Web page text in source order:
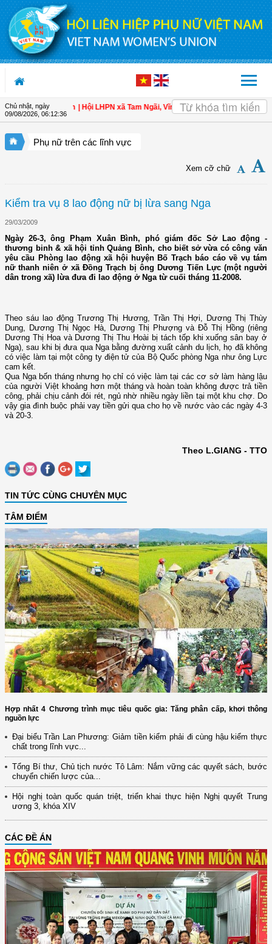
Truy cập nội dung luôn
Chủ nhật, ngày
09/08/2026, 06:12:37
cho hội viên | Hội LHPN xã Tam Ngãi, Vĩnh Long sơ kết công tác Hội và
Phụ nữ trên các lĩnh vực
Xem cỡ chữ
Kiểm tra vụ 8 lao động nữ bị lừa sang Nga
29/03/2009
Ngày 26-3, ông Phạm Xuân Bình, phó giám đốc Sở Lao động -
thương binh & xã hội tỉnh Quảng Bình, cho biết sở vừa có công văn
yêu cầu Phòng lao động xã hội huyện Bố Trạch báo cáo về vụ tám
nữ thanh niên ở xã Đồng Trạch bị ông Dương Tiến Lực (một người
dân trong xã) lừa đưa đi lao động ở Nga từ cuối tháng 11-2008.
Theo sáu lao động Trương Thị Hương, Trần Thị Hợi, Dương Thị Thùy
Dung, Dương Thị Ngọc Hà, Dương Thị Phượng và Đỗ Thị Hồng (riêng
Dương Thị Hoa và Dương Thị Thu Hoài bị tách tốp khi xuống sân bay ở
Nga), sau khi bị đưa qua Nga bằng đường xuất cảnh du lịch, họ đã không
có việc làm tại một công ty điện tử của Bộ Quốc phòng Nga như ông Lực
cam kết.
Qua Nga bốn tháng nhưng họ chỉ có việc làm tại các cơ sở làm hàng lậu
của người Việt khoảng hơn một tháng và hoàn toàn không được trả tiền
công, phải chịu cảnh đói rét, ngủ nhờ nhiều ngày liền tại một khu chợ. Do
vậy gia đình buộc phải vay tiền gửi qua cho họ về nước vào các ngày 4-3
và 20-3.
Theo L.GIANG - TTO
TIN TỨC CÙNG CHUYÊN MỤC
TÂM ĐIỂM
Hợp nhất 4 Chương trình mục tiêu quốc gia: Tăng phân cấp, khơi thông
nguồn lực
Đại biểu Trần Lan Phương: Giảm tiền kiểm phải đi cùng hậu kiểm thực
chất trong lĩnh vực...
Tổng Bí thư, Chủ tịch nước Tô Lâm: Nắm vững các quyết sách, bước
chuyển chiến lược của...
Hội nghị toàn quốc quán triệt, triển khai thực hiện Nghị quyết Trung
ương 3, khóa XIV
CÁC ĐỀ ÁN